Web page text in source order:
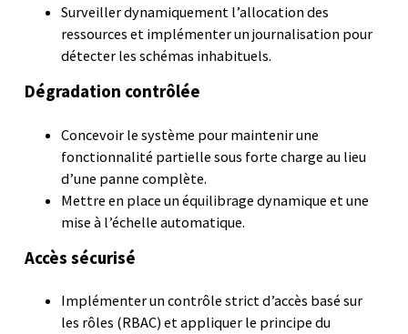
Surveiller dynamiquement l’allocation des
ressources et implémenter un journalisation pour
détecter les schémas inhabituels.
Dégradation contrôlée
Concevoir le système pour maintenir une
fonctionnalité partielle sous forte charge au lieu
d’une panne complète.
Mettre en place un équilibrage dynamique et une
mise à l’échelle automatique.
Accès sécurisé
Implémenter un contrôle strict d’accès basé sur
les rôles (RBAC) et appliquer le principe du